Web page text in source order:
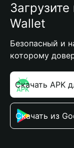
Wallet
Безопасный и
которому
Скачать APK
Скачать из